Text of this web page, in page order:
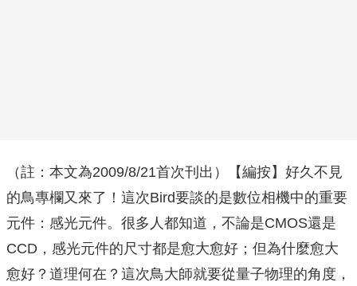
（註：本文為2009/8/21首次刊出）【編按】好久不見
的鳥專欄又來了！這次Bird要談的是數位相機中的重要
元件：感光元件。很多人都知道，不論是CMOS還是
CCD，感光元件的尺寸都是愈大愈好；但為什麼愈大
愈好？道理何在？這次鳥大師就要從量子物理的角度，